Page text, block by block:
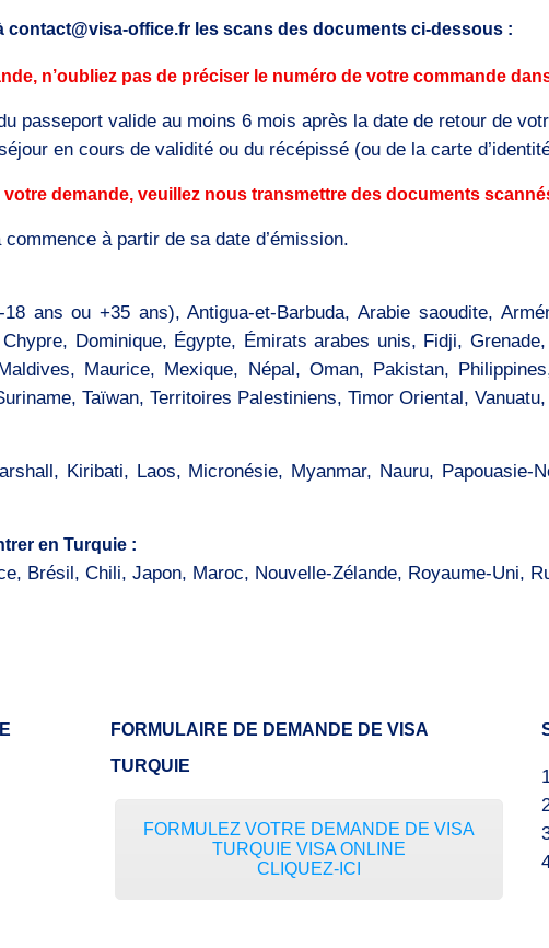
contact@visa-office.fr les scans des documents ci-dessous :
n’oubliez pas de préciser le numéro de votre commande
passeport valide au moins 6 mois après la date de retour de
en cours de validité ou du récépissé (ou de la carte
demande, veuillez nous transmettre des documents
à partir de sa date d’émission.
ans ou +35 ans), Antigua-et-Barbuda, Arabie saoudite,
Dominique, Égypte, Émirats arabes unis, Fidji,
Maurice, Mexique, Népal, Oman, Pakistan,
Taïwan, Territoires Palestiniens, Timor Oriental,
Kiribati, Laos, Micronésie, Myanmar, Nauru, Papouasie-
en Turquie :
Brésil, Chili, Japon, Maroc, Nouvelle-Zélande, Royaume-Uni,
FORMULAIRE DE DEMANDE DE VISA
TURQUIE
FORMULEZ VOTRE DEMANDE DE VISA
TURQUIE VISA ONLINE
CLIQUEZ-ICI